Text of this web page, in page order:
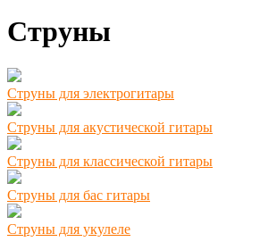
Струны
Струны для электрогитары
Струны для акустической гитары
Струны для классической гитары
Струны для бас гитары
Струны для укулеле